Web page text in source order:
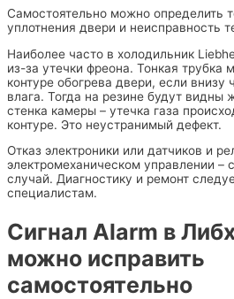
Самостоятельно можно определить
уплотнения двери и неисправность
Наиболее часто в холодильник
из-за утечки фреона. Тонкая трубка
контуре обогрева двери, если внизу
влага. Тогда на резине будут видны
стенка камеры – утечка газа
контуре. Это неустранимый дефект.
Отказ электроники или датчиков и
электромеханическом управлении –
случай. Диагностику и ремонт
специалистам.
Сигнал Alarm в
можно исправить
самостоятельно